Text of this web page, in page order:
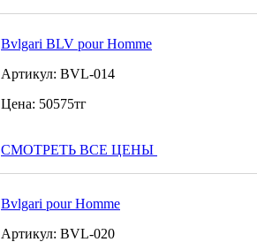
Bvlgari BLV pour Homme
Артикул: BVL-014
Цена: 50575тг
СМОТРЕТЬ ВСЕ ЦЕНЫ
Bvlgari pour Homme
Артикул: BVL-020